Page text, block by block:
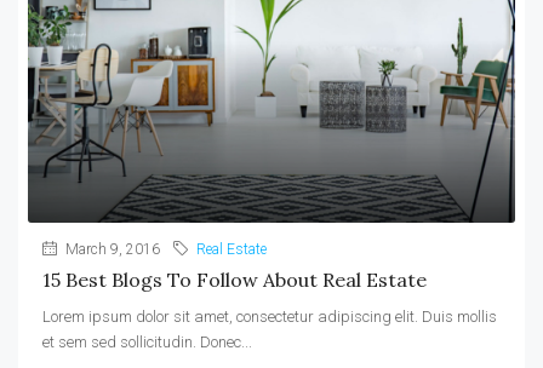
March 9, 2016 Real Estate
15 Best Blogs To Follow About Real Estate
Lorem ipsum dolor sit amet, consectetur adipiscing elit. Duis mollis
et sem sed sollicitudin. Donec...